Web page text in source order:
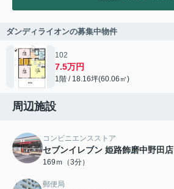
ダンディライオンの募集中物件
102
7.5万円
1階 / 18.16坪(60.06㎡)
周辺施設
コンビニエンスストア
セブンイレブン 姫路飾磨中野田店
169ｍ（3分）
郵便局